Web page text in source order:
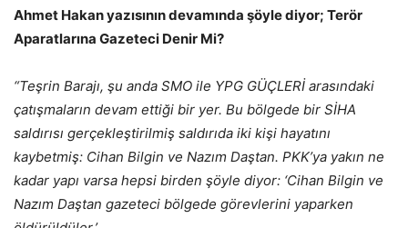
Ahmet Hakan yazısının devamında şöyle diyor; Terör
Aparatlarına Gazeteci Denir Mi?
“Teşrin Barajı, şu anda SMO ile YPG GÜÇLERİ arasındaki
çatışmaların devam ettiği bir yer. Bu bölgede bir SİHA
saldırısı gerçekleştirilmiş saldırıda iki kişi hayatını
kaybetmiş: Cihan Bilgin ve Nazım Daştan. PKK’ya yakın ne
kadar yapı varsa hepsi birden şöyle diyor: ‘Cihan Bilgin ve
Nazım Daştan gazeteci bölgede görevlerini yaparken